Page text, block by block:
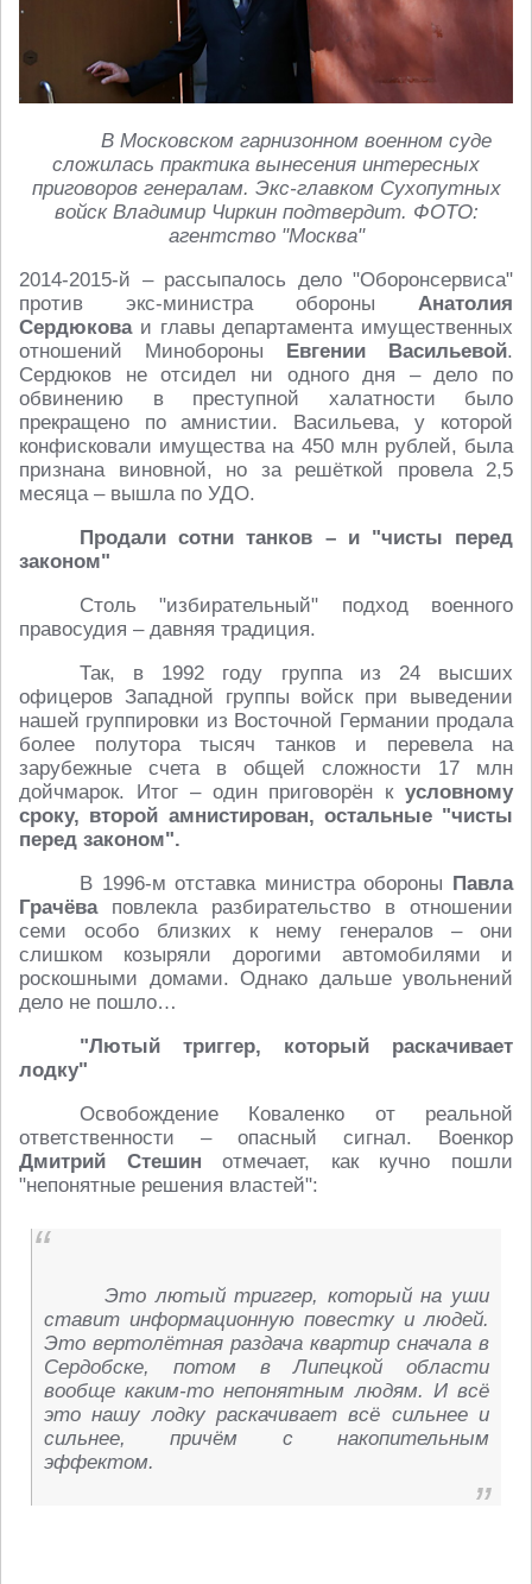
В Московском гарнизонном военном суде
сложилась практика вынесения интересных
приговоров генералам. Экс-главком Сухопутных
войск Владимир Чиркин подтвердит. ФОТО:
агентство "Москва"
2014-2015-й – рассыпалось дело "Оборонсервиса"
против экс-министра обороны Анатолия
Сердюкова и главы департамента имущественных
отношений Минобороны
Евгении Васильевой.
Сердюков не отсидел ни одного дня – дело по
обвинению в преступной халатности было
прекращено по амнистии. Васильева, у которой
конфисковали имущества на 450 млн рублей, была
признана виновной, но за решёткой провела 2,5
месяца – вышла по УДО.
Продали сотни танков – и "чисты перед
законом"
Столь "избирательный" подход военного
правосудия – давняя традиция.
Так, в 1992 году группа из 24 высших
офицеров Западной группы войск при выведении
нашей группировки из Восточной Германии продала
более полутора тысяч танков и перевела на
зарубежные счета в общей сложности 17 млн
дойчмарок. Итог – один приговорён кусловному
сроку, второй амнистирован, остальные "чисты
перед законом".
В 1996-м отставка министра обороны
Павла
Грачёваповлекла разбирательство в отношении
семи особо близких к нему генералов – они
слишком козыряли дорогими автомобилями и
роскошными домами. Однако дальше увольнений
дело не пошло…
"Лютый триггер, который раскачивает
лодку"
Освобождение Коваленко от реальной
ответственности – опасный сигнал. Военкор
Дмитрий Стешин отмечает, как кучно пошли
"непонятные решения властей":
Это лютый триггер, который на уши
ставит информационную повестку и людей.
Это вертолётная раздача квартир сначала в
Сердобске, потом в Липецкой области
вообще каким-то непонятным людям. И всё
это нашу лодку раскачивает всё сильнее и
сильнее, причём с накопительным
эффектом.